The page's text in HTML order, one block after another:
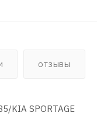
ОТЗЫВЫ
KIA SPORTAGE